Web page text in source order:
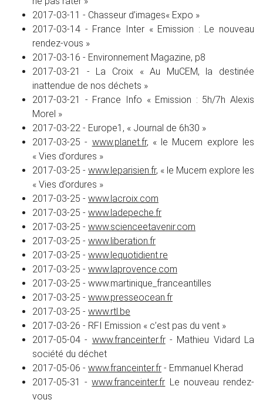
2017-03-11 - Chasseur d’images« Expo »
2017-03-14 - France Inter « Emission : Le nouveau
rendez-vous »
2017-03-16 - Environnement Magazine, p8
2017-03-21 - La Croix « Au MuCEM, la destinée
inattendue de nos déchets »
2017-03-21 - France Info « Emission : 5h/7h Alexis
Morel »
2017-03-22 - Europe1, « Journal de 6h30 »
2017-03-25 - www.planet.fr, « le Mucem explore les
« Vies d’ordures »
2017-03-25 - www.leparisien.fr, « le Mucem explore les
« Vies d’ordures »
2017-03-25 - www.lacroix.com
2017-03-25 - www.ladepeche.fr
2017-03-25 - www.scienceetavenir.com
2017-03-25 - www.liberation.fr
2017-03-25 - www.lequotidient.re
2017-03-25 - www.laprovence.com
2017-03-25 - www.martinique_franceantilles
2017-03-25 - www.presseocean.fr
2017-03-25 - www.rtl.be
2017-03-26 - RFI Emission « c’est pas du vent »
2017-05-04 - www.franceinter.fr- Mathieu Vidard La
société du déchet
2017-05-06 - www.franceinter.fr - Emmanuel Kherad
2017-05-31 -www.franceinter.fr Le nouveau rendez-
vous